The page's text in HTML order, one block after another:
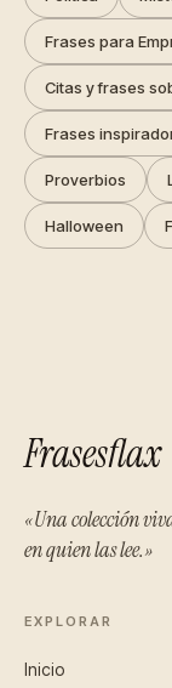
Frases para
Citas y frases
Frases
Proverbios
Halloween
Frasesflax
«Una colección
en quien las lee.»
EXPLORAR
Inicio